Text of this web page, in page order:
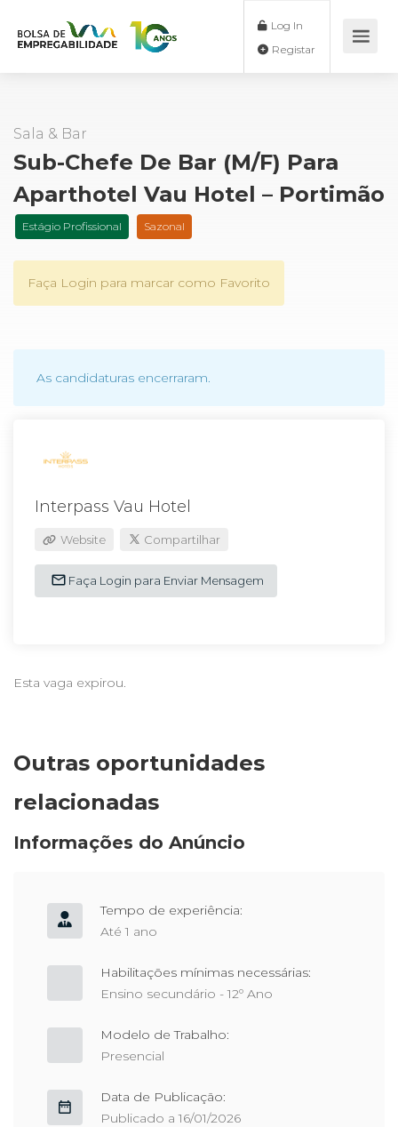
Log In
Sala & Bar
Sub-Chefe De Bar (m/f) Para
Aparthotel Vau Hotel – Portimão
Estágio Profissional Sazonal
Faça Login para marcar como Favorito
As candidaturas encerraram.
Interpass Vau Hotel
Website Compartilhar
Faça Login para Enviar Mensagem
Esta vaga expirou.
Outras oportunidades
relacionadas
Informações do Anúncio
Tempo de experiência:
Até 1 ano
Habilitações mínimas necessárias:
Ensino secundário - 12º Ano
Modelo de Trabalho:
Presencial
Data de Publicação:
Publicado a 16/01/2026